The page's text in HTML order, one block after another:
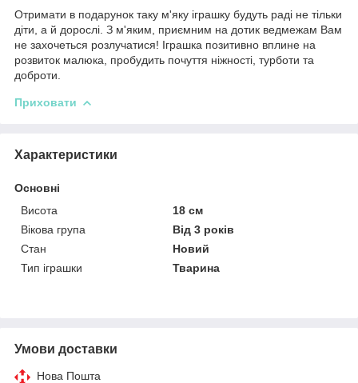
Отримати в подарунок таку м'яку іграшку будуть раді не тільки
діти, а й дорослі. З м'яким, приємним на дотик ведмежам Вам
не захочеться розлучатися! Іграшка позитивно вплине на
розвиток малюка, пробудить почуття ніжності, турботи та
доброти.
Приховати
Характеристики
Основні
Висота
18 см
Вікова група
Від 3 років
Стан
Новий
Тип іграшки
Тварина
Умови доставки
Нова Пошта